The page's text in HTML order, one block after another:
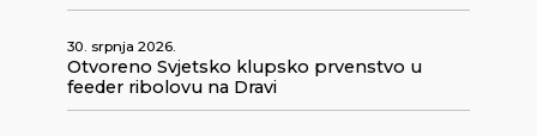
30. srpnja 2026.
Otvoreno Svjetsko klupsko prvenstvo u
feeder ribolovu na Dravi